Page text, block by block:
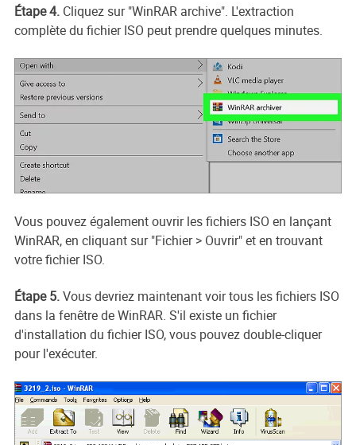
Étape 4.Cliquez sur "WinRAR archive". L'extraction
complète du fichier ISO peut prendre quelques minutes.
Vous pouvez également ouvrir les fichiers ISO en lançant
WinRAR, en cliquant sur "Fichier > Ouvrir" et en trouvant
votre fichier ISO.
Étape 5.Vous devriez maintenant voir tous les fichiers ISO
dans la fenêtre de WinRAR. S'il existe un fichier
d'installation du fichier ISO, vous pouvez double-cliquer
pour l'exécuter.